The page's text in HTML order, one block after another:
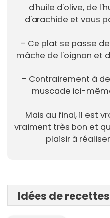
d'huile d'olive, de
d'arachide et vous
- Ce plat se passe
mâche de l'oignon et
- Contrairement à
muscade ici-
Mais au final, il est
vraiment très bon et
plaisir à
Idées de recettes